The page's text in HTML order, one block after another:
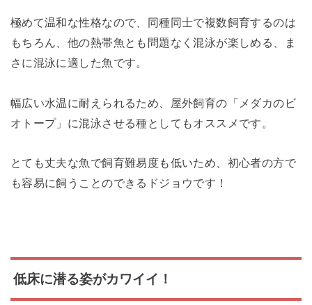
極めて温和な性格なので、同種同士で複数飼育するのは
もちろん、他の熱帯魚とも問題なく混泳が楽しめる、ま
さに混泳に適した魚です。
幅広い水温に耐えられるため、屋外飼育の「メダカのビ
オトープ」に混泳させる種としてもオススメです。
とても丈夫な魚で飼育難易度も低いため、初心者の方で
も容易に飼うことのできるドジョウです！
低床に潜る姿がカワイイ！